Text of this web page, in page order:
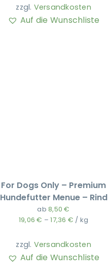
zzgl. Versandkosten
Auf die Wunschliste
For Dogs Only – Premium
Hundefutter Menue – Rind
ab8,50€
19,06€ –17,36 € / kg
zzgl. Versandkosten
Auf die Wunschliste